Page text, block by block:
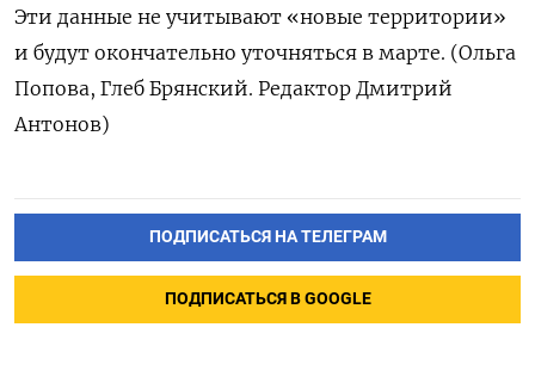
Эти данные не учитывают «новые территории»
и будут окончательно уточняться в марте. (Ольга
Попова, Глеб Брянский. Редактор Дмитрий
Антонов)
ПОДПИСАТЬСЯ НА ТЕЛЕГРАМ
ПОДПИСАТЬСЯ В GOOGLE